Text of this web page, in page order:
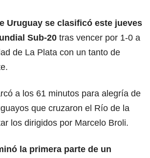
Uruguay se clasificó este jueves
Sub-20 tras vencer por 1-0 a
de La Plata con un tanto de
a los 61 minutos para alegría de
que cruzaron el Río de la
los dirigidos por Marcelo Broli.
la primera parte de un